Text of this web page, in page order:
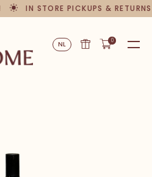
IN STORE PICKUPS & RETURNS
NL 0